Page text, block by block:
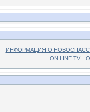
ИНФОРМАЦИЯ О
ON LINE TV